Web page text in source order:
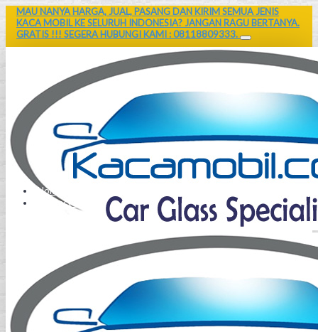
MAU NANYA HARGA, JUAL, PASANG DAN KIRIM SEMUA JENIS
KACA MOBIL KE SELURUH INDONESIA? JANGAN RAGU BERTANYA.
GRATIS !!! SEGERA HUBUNGI KAMI : 08118809333.
Home
Contact Us